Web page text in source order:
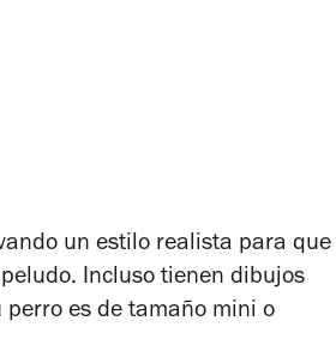
un estilo realista para que
Incluso tienen dibujos
es de tamaño mini o